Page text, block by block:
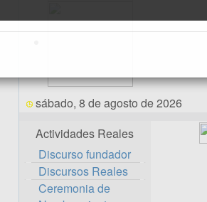
sábado, 8 de agosto de 2026
Actividades Reales
Discurso fundador
Discursos Reales
Ceremonia de